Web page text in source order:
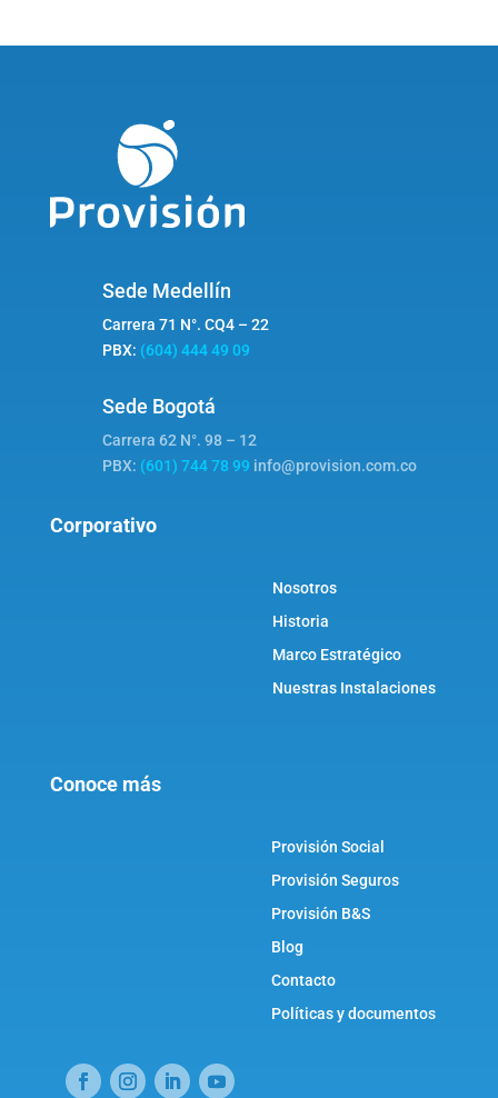
Sede Medellín
Carrera 71 N°. CQ4 – 22
PBX: (604) 444 49 09
Sede Bogotá
Carrera 62 N°. 98 – 12
PBX: (601) 744 78 99 info@provision.com.co
Corporativo
Nosotros
Historia
Marco Estratégico
Nuestras Instalaciones
Conoce más
Provisión Social
Provisión Seguros
Provisión B&S
Blog
Contacto
Políticas y documentos